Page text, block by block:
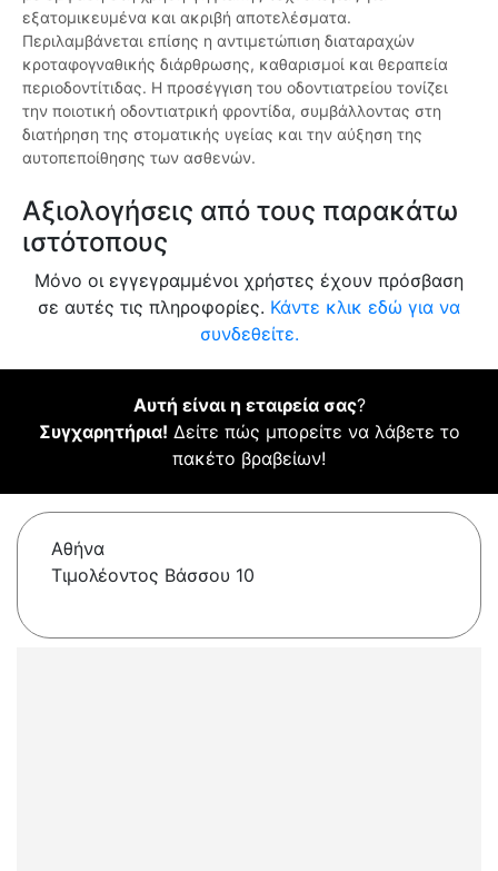
εξατομικευμένα και ακριβή αποτελέσματα.
Περιλαμβάνεται επίσης η αντιμετώπιση διαταραχών
κροταφογναθικής διάρθρωσης, καθαρισμοί και θεραπεία
περιοδοντίτιδας. Η προσέγγιση του οδοντιατρείου τονίζει
την ποιοτική οδοντιατρική φροντίδα, συμβάλλοντας στη
διατήρηση της στοματικής υγείας και την αύξηση της
αυτοπεποίθησης των ασθενών.
Αξιολογήσεις από τους παρακάτω
ιστότοπους
Μόνο οι εγγεγραμμένοι χρήστες έχουν πρόσβαση
σε αυτές τις πληροφορίες. Κάντε κλικ εδώ για να
συνδεθείτε.
Αυτή είναι η εταιρεία σας?
Συγχαρητήρια! Δείτε πώς μπορείτε να λάβετε το
πακέτο βραβείων!
Αθήνα
Τιμολέοντος Βάσσου 10